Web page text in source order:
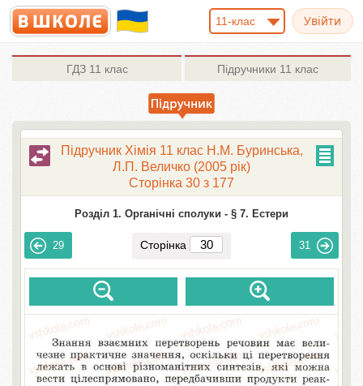
11-клас
ГДЗ11 клас Підручники 11 клас
Підручник Хімія 11 клас Н.М. Буринська,
Л.П. Величко (2005 рік)
Сторінка 30 з 177
Розділ 1. Органічні сполуки - § 7. Естери
29 Сторінка 31